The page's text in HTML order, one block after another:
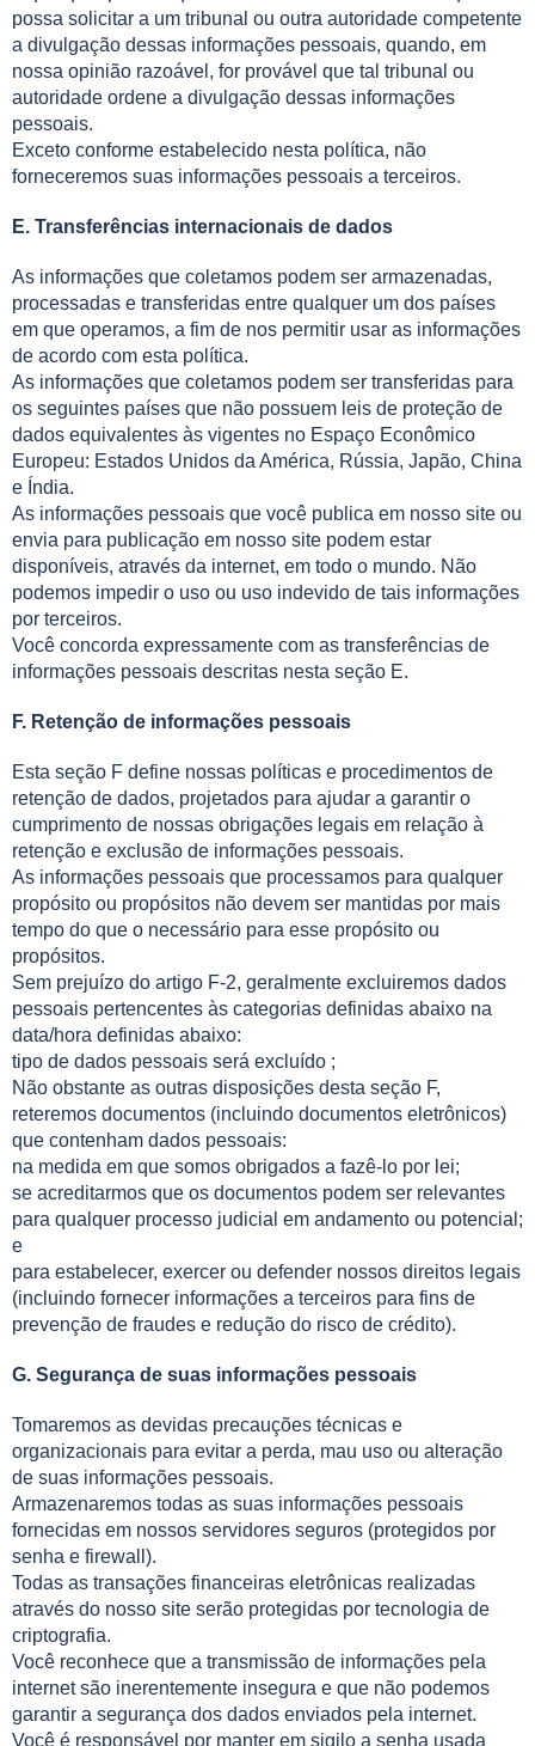
possa solicitar a um tribunal ou outra autoridade competente
a divulgação dessas informações pessoais, quando, em
nossa opinião razoável, for provável que tal tribunal ou
autoridade ordene a divulgação dessas informações
pessoais.
Exceto conforme estabelecido nesta política, não
forneceremos suas informações pessoais a terceiros.
E. Transferências internacionais de dados
As informações que coletamos podem ser armazenadas,
processadas e transferidas entre qualquer um dos países
em que operamos, a fim de nos permitir usar as informações
de acordo com esta política.
As informações que coletamos podem ser transferidas para
os seguintes países que não possuem leis de proteção de
dados equivalentes às vigentes no Espaço Econômico
Europeu: Estados Unidos da América, Rússia, Japão, China
e Índia.
As informações pessoais que você publica em nosso site ou
envia para publicação em nosso site podem estar
disponíveis, através da internet, em todo o mundo. Não
podemos impedir o uso ou uso indevido de tais informações
por terceiros.
Você concorda expressamente com as transferências de
informações pessoais descritas nesta seção E.
F. Retenção de informações pessoais
Esta seção F define nossas políticas e procedimentos de
retenção de dados, projetados para ajudar a garantir o
cumprimento de nossas obrigações legais em relação à
retenção e exclusão de informações pessoais.
As informações pessoais que processamos para qualquer
propósito ou propósitos não devem ser mantidas por mais
tempo do que o necessário para esse propósito ou
propósitos.
Sem prejuízo do artigo F-2, geralmente excluiremos dados
pessoais pertencentes às categorias definidas abaixo na
data/hora definidas abaixo:
tipo de dados pessoais será excluído ;
Não obstante as outras disposições desta seção F,
reteremos documentos (incluindo documentos eletrônicos)
que contenham dados pessoais:
na medida em que somos obrigados a fazê-lo por lei;
se acreditarmos que os documentos podem ser relevantes
para qualquer processo judicial em andamento ou potencial;
e
para estabelecer, exercer ou defender nossos direitos legais
(incluindo fornecer informações a terceiros para fins de
prevenção de fraudes e redução do risco de crédito).
G. Segurança de suas informações pessoais
Tomaremos as devidas precauções técnicas e
organizacionais para evitar a perda, mau uso ou alteração
de suas informações pessoais.
Armazenaremos todas as suas informações pessoais
fornecidas em nossos servidores seguros (protegidos por
senha e firewall).
Todas as transações financeiras eletrônicas realizadas
através do nosso site serão protegidas por tecnologia de
criptografia.
Você reconhece que a transmissão de informações pela
internet são inerentemente insegura e que não podemos
garantir a segurança dos dados enviados pela internet.
Você é responsável por manter em sigilo a senha usada